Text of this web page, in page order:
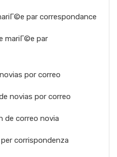
par correspondance
mariГ©e par
por correo
novias por correo
de correo novia
corrispondenza